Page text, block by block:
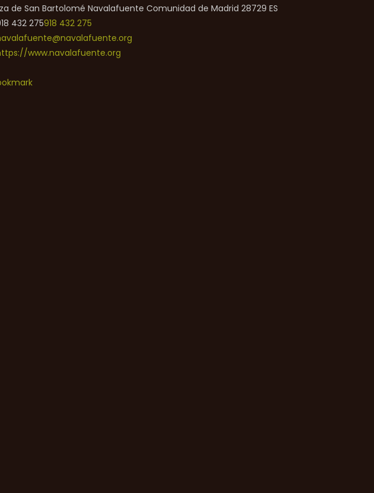
de San Bartolomé Navalafuente Comunidad de Madrid 28729 ES
432 275918 432 275
www.navalafuente.org